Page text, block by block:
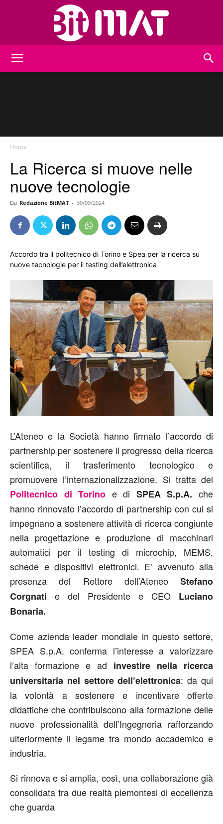
Home
La Ricerca si muove nelle
nuove tecnologie
Da Redazione BitMAT - 30/09/2024
Accordo tra il politecnico di Torino e Spea per la ricerca su
nuove tecnologie per il testing dell’elettronica
L’Ateneo e la Società hanno firmato l’accordo di
partnership per sostenere il progresso della ricerca
scientifica, il trasferimento tecnologico e
promuovere l’internazionalizzazione. Si tratta del
Politecnico di Torino e di SPEA S.p.A. che
hanno rinnovato l’accordo di partnership con cui si
impegnano a sostenere attività di ricerca congiunte
nella progettazione e produzione di macchinari
automatici per il testing di microchip, MEMS,
schede e dispositivi elettronici. E’ avvenuto alla
presenza del Rettore dell’Ateneo Stefano
Corgnati e del Presidente e CEO Luciano
Bonaria.
Come azienda leader mondiale in questo settore,
SPEA S.p.A. conferma l’interesse a valorizzare
l’alta formazione e ad investire nella ricerca
universitaria nel settore dell’elettronica: da qui
la volontà a sostenere e incentivare offerte
didattiche che contribuiscono alla formazione delle
nuove professionalità dell’Ingegneria rafforzando
ulteriormente il legame tra mondo accademico e
industria.
Si rinnova e si amplia, così, una collaborazione già
consolidata tra due realtà piemontesi di eccellenza
che guarda